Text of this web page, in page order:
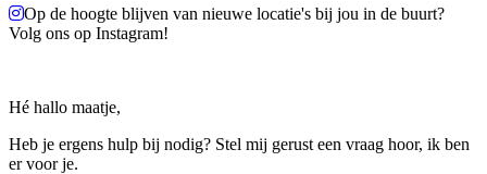
Op de hoogte blijven van nieuwe locatie's bij jou in de buurt?
Volg ons op Instagram!
Hé hallo maatje,
Heb je ergens hulp bij nodig? Stel mij gerust een vraag hoor, ik ben
er voor je.